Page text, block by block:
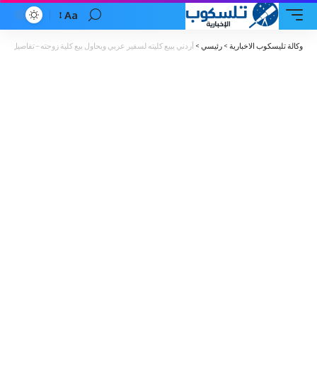
Font
Resizer
Aa
وكالة تليسكوب الاخبارية > رئيسي > أردني يبيع كليته لسفير عربي ويحاول بيع كلية زوجته – تفاصيل